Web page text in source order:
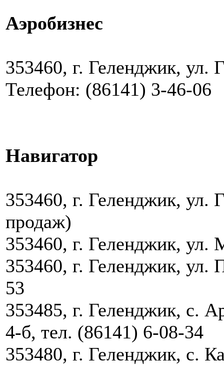
Аэробизнес
353460, г. Геленджик, ул.
Телефон: (86141) 3-46-06
Навигатор
353460, г. Геленджик, ул.
продаж)
353460, г. Геленджик, ул.
353460, г. Геленджик, ул.
53
353485, г. Геленджик, с.
4-б, тел. (86141) 6-08-34
353480, г. Геленджик, с.